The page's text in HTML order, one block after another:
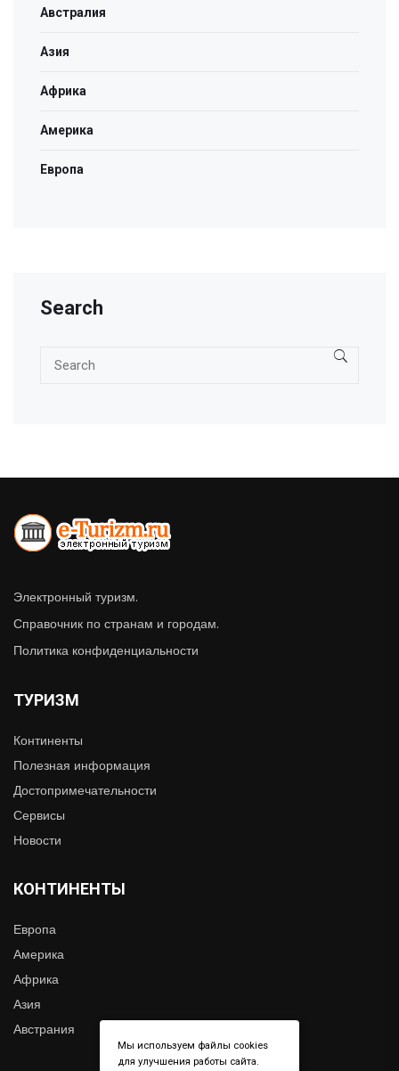
Австралия
Азия
Африка
Америка
Европа
Search
Электронный туризм.
Справочник по странам и городам.
Политика конфиденциальности
ТУРИЗМ
Континенты
Полезная информация
Достопримечательности
Сервисы
Новости
КОНТИНЕНТЫ
Европа
Америка
Африка
Азия
Австрания
Мы используем файлы cookies
для улучшения работы сайта.